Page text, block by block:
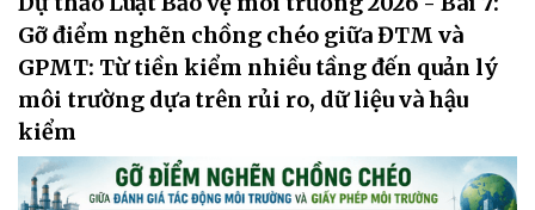
Gỡ điểm nghẽn chồng chéo giữa ĐTM và
GPMT: Từ tiền kiểm nhiều tầng đến quản lý
môi trường dựa trên rủi ro, dữ liệu và hậu
kiểm